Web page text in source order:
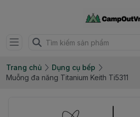
Trang chủ
Dụng cụ bếp
Muỗng đa năng Titanium Keith Ti5311